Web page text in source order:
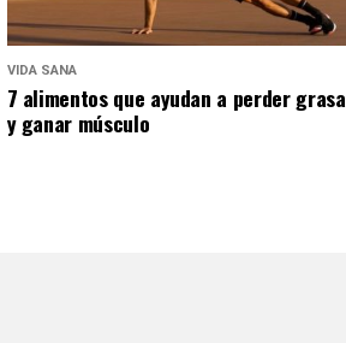
VIDA SANA
7 alimentos que ayudan a perder grasa
y ganar músculo